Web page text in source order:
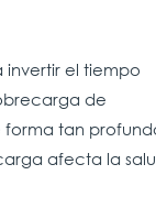
invertir el tiempo
de
tan
afecta la